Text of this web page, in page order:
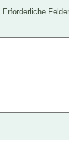
Erforderliche